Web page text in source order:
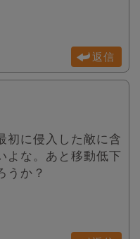
返信
初に侵入した敵に含
よな。あと移動低下
うか？